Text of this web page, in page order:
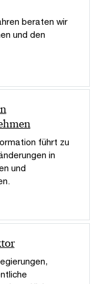
beraten wir
und den
führt zu
in
und